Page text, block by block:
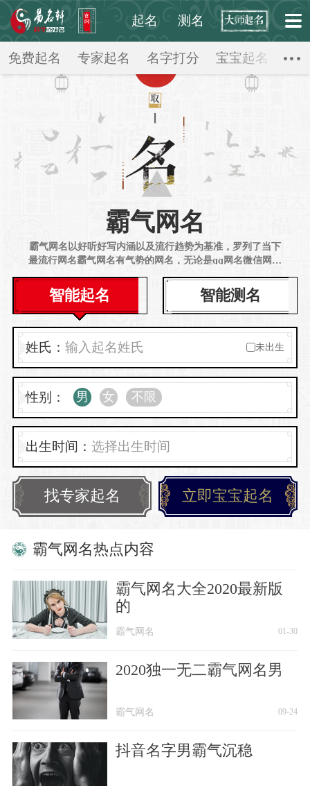
起名 测名
起点起名网 > 霸气网名 >
免费起名 专家起名 名字打分 宝宝起名 公
霸气网名
霸气网名以好听好写内涵以及流行趋势为基准，罗列了当下
最流行网名霸气网名有气势的网名，无论是qq网名微信网名
情侣网名还是游戏网名都囊括其中，帮助大家提供一个霸气
智能起名 智能测名
姓氏： 未出生
性别： 男 女 不限
出生时间：
找专家起名 立即宝宝起名
霸气网名热点内容
霸气网名大全2020最新版
的
霸气网名 01-30
2020独一无二霸气网名男
霸气网名 09-24
抖音名字男霸气沉稳